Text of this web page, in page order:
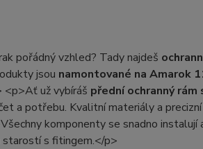
pořádný vzhled? Tady najdeš
jsou namontované na Amarok
<p>Ať už vybíráš přední ochranný rám
a potřebu. Kvalitní materiály a
komponenty se snadno
starostí s fitingem.</p>